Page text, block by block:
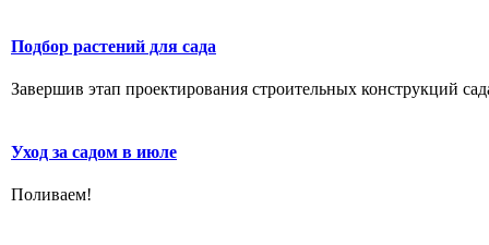
Подбор растений для сада
Завершив этап проектирования строительных конструкций
Уход за садом в июле
Поливаем!